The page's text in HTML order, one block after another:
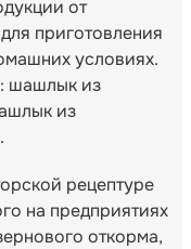
от
приготовления
условиях.
шашлык из
из
рецептуре
на предприятиях
откорма,